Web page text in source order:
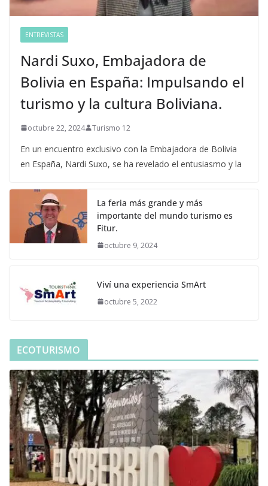
ENTREVISTAS
Nardi Suxo, Embajadora de
Bolivia en España: Impulsando el
turismo y la cultura Boliviana.
octubre 22, 2024 Turismo 12
En un encuentro exclusivo con la Embajadora de Bolivia
en España, Nardi Suxo, se ha revelado el entusiasmo y la
La feria más grande y más
importante del mundo turismo es
Fitur.
octubre 9, 2024
Viví una experiencia SmArt
octubre 5, 2022
ECOTURISMO